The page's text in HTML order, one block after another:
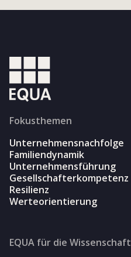
Fokusthemen
Unternehmensnachfolge
Familiendynamik
Unternehmensführung
Gesellschafterkompetenz
Resilienz
Werteorientierung
EQUA für die Wissenschaft